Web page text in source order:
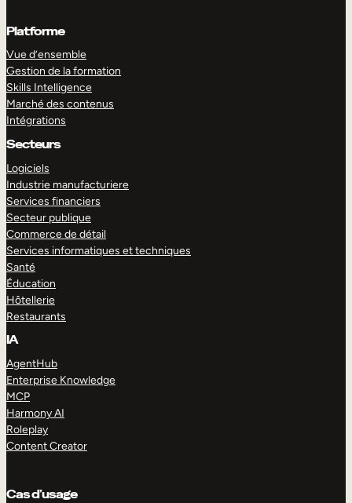
Platforme
Vue d’ensemble
Gestion de la formation
Skills Intelligence
Marché des contenus
Intégrations
Secteurs
Logiciels
Industrie manufacturiere
Services financiers
Secteur publique
Commerce de détail
Services informatiques et techniques
Santé
Éducation
Hôtellerie
Restaurants
IA
AgentHub
Enterprise Knowledge
MCP
Harmony AI
Roleplay
Content Creator
Cas d’usage